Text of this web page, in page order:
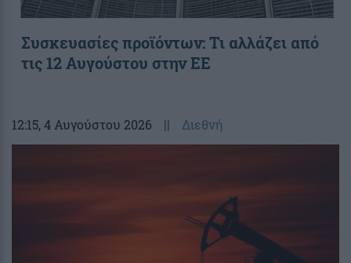
Συσκευασίες προϊόντων: Τι αλλάζει από
τις 12 Αυγούστου στην ΕΕ
12:15, 4 Αυγούστου 2026 || Διεθνή